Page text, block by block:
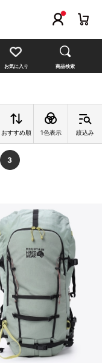
お気に入り 商品検索
おすすめ順
1色表示 絞込み
3